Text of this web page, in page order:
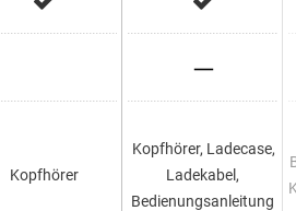
Kopfhörer
Kopfhörer, Ladecase,
Ladekabel,
Bedienungsanleitung